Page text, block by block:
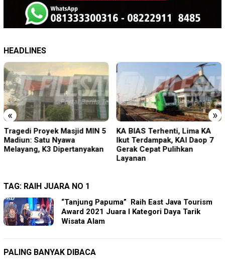
HEADLINES
« »
Tragedi Proyek Masjid MIN 5
Madiun: Satu Nyawa
Melayang, K3 Dipertanyakan
KA BIAS Terhenti, Lima KA
Ikut Terdampak, KAI Daop 7
Gerak Cepat Pulihkan
Layanan
TAG: RAIH JUARA NO 1
“Tanjung Papuma” Raih East Java Tourism
Award 2021 Juara I Kategori Daya Tarik
Wisata Alam
PALING BANYAK DIBACA